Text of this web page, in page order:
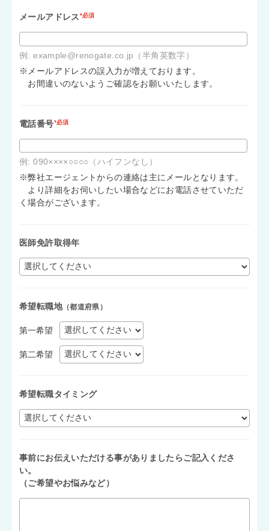
メールアドレス*必須
例: example@renogate.co.jp（半角英数字）
※メールアドレスの誤入力が増えております。
お間違いのないようご確認をお願いいたします。
電話番号*必須
例: 090××××○○○○（ハイフンなし）
※弊社エージェントからの連絡は主にメールとなります。
より詳細をお伺いしたい場合などにお電話させていただ
く場合がございます。
医師免許取得年
希望転職地（都道府県）
第一希望
第二希望
希望転職タイミング
事前にお伝えいただける事がありましたらご記入くださ
い。
（ご希望やお悩みなど）